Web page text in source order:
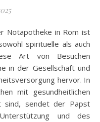
spirituelle als auch
Art von Besuchen
in der Gesellschaft und
hervor. In
mit gesundheitlichen
sind, sendet der Papst
und des